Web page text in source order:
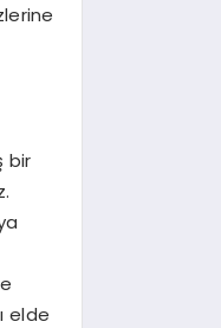
bir
elde